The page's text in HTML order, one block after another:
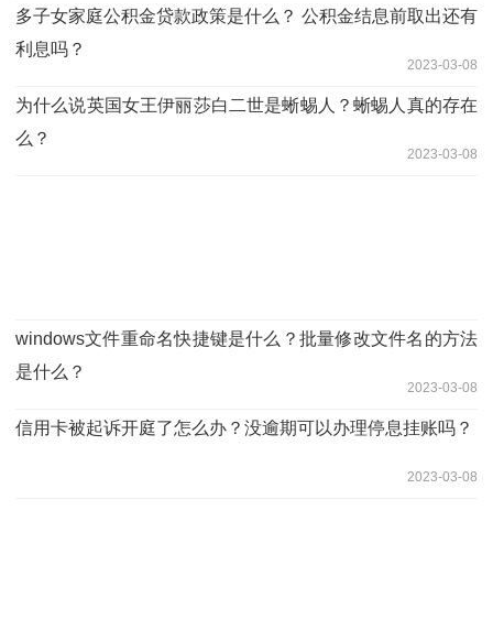
多子女家庭公积金贷款政策是什么？ 公积金结息前取出还有
利息吗？
2023-03-08
为什么说英国女王伊丽莎白二世是蜥蜴人？蜥蜴人真的存在
么？
2023-03-08
windows文件重命名快捷键是什么？批量修改文件名的方法
是什么？
2023-03-08
信用卡被起诉开庭了怎么办？没逾期可以办理停息挂账吗？
2023-03-08